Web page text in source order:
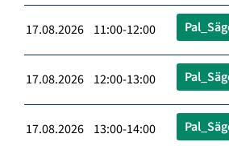
17.08.2026 11:00-12:00
17.08.2026 12:00-13:00
17.08.2026 13:00-14:00